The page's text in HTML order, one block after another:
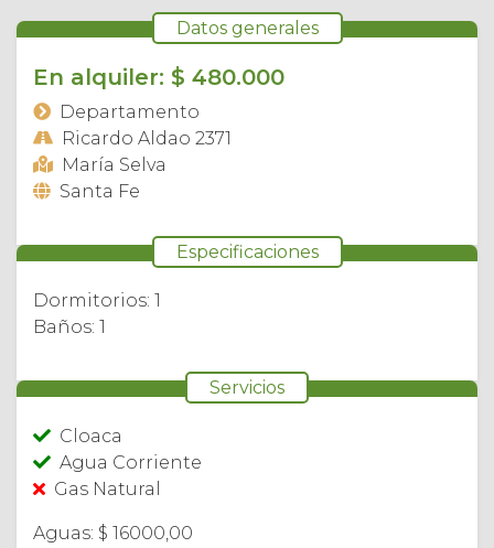
Datos generales
En alquiler: $ 480.000
Departamento
Ricardo Aldao 2371
María Selva
Santa Fe
Especificaciones
Dormitorios: 1
Baños: 1
Servicios
Cloaca
Agua Corriente
Gas Natural
Aguas: $ 16000,00